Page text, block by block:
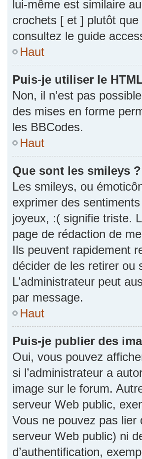
lui-même est similaire
crochets [ et ] plutôt
consultez le guide
Haut
Puis-je utiliser le
Non, il n’est pas
des mises en forme
les BBCodes.
Haut
Que sont les smileys ?
Les smileys, ou
exprimer des
joyeux, :( signifie triste.
page de rédaction de
Ils peuvent rapidement
décider de les retirer ou
L’administrateur peut
par message.
Haut
Puis-je publier des
Oui, vous pouvez
si l’administrateur a
image sur le forum.
serveur Web public,
Vous ne pouvez pas lier
serveur Web public) ni
d’authentification,